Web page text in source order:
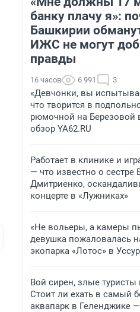
банку плачу я»:
Башкирии
ИЖС не могут
правды
16 часов 6 991 3
«Девчонки, вы
что творится в
рюмочной на Березовой
обзор YA62.RU
Работает в клинике и
— что известно о сестре
Дмитриенко,
концерте в «Лужниках»
«Не вольеры, а камеры
девушка пожаловалась
экопарка «Лотос» в
Вой сирен, злые туристы
Стоит ли ехать в самый
аквапарк в Геленджике